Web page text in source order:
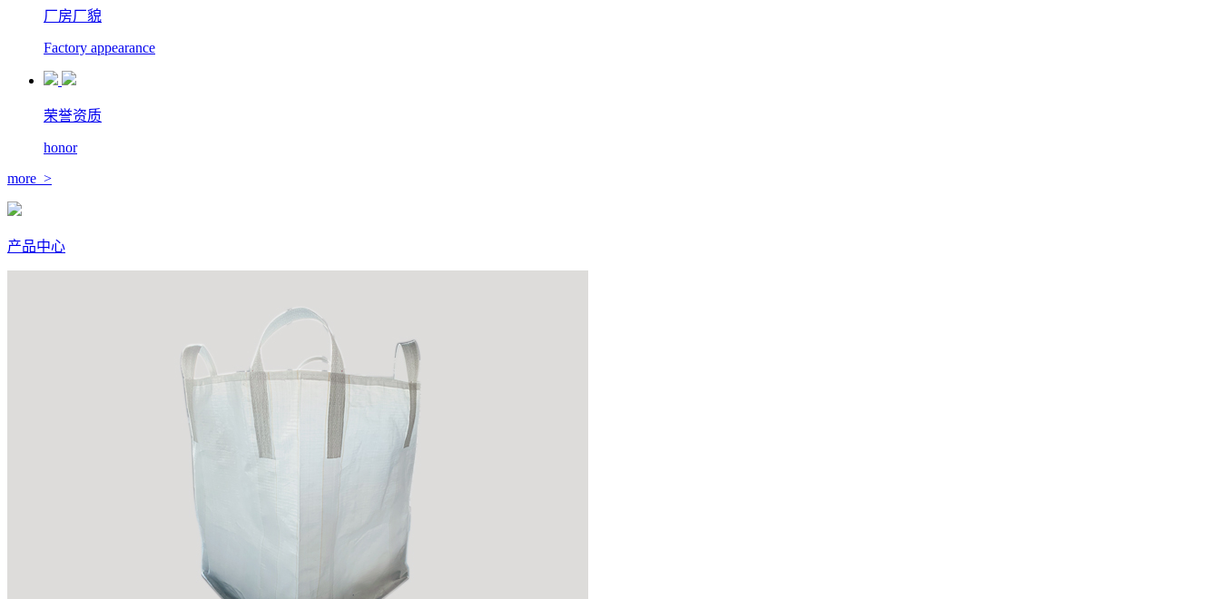
厂房厂貌
Factory appearance
荣誉资质
honor
more >
产品中心